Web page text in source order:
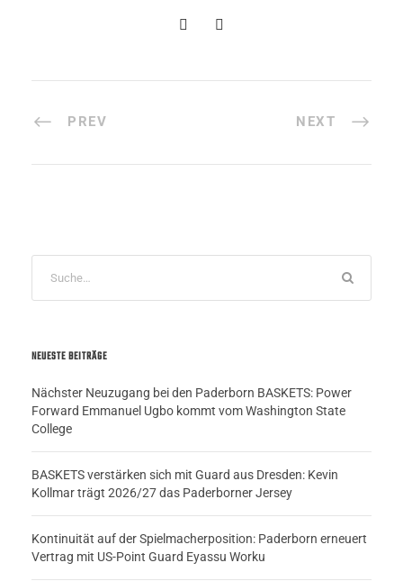
PREV NEXT
NEUESTE BEITRÄGE
Nächster Neuzugang bei den Paderborn BASKETS: Power
Forward Emmanuel Ugbo kommt vom Washington State
College
BASKETS verstärken sich mit Guard aus Dresden: Kevin
Kollmar trägt 2026/27 das Paderborner Jersey
Kontinuität auf der Spielmacherposition: Paderborn erneuert
Vertrag mit US-Point Guard Eyassu Worku